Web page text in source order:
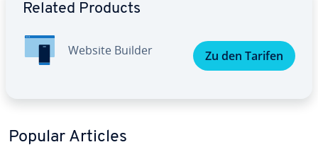
Related Products
Website Builder Zu den Tarifen
Popular Articles